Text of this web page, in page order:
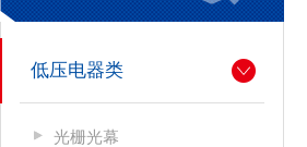
低压电器类
光栅光幕